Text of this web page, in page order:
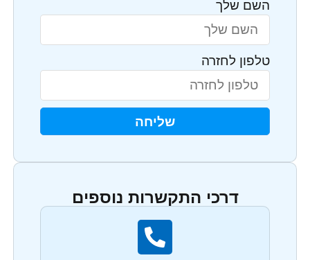
השם שלך
טלפון לחזרה
שליחה
דרכי התקשרות נוספים